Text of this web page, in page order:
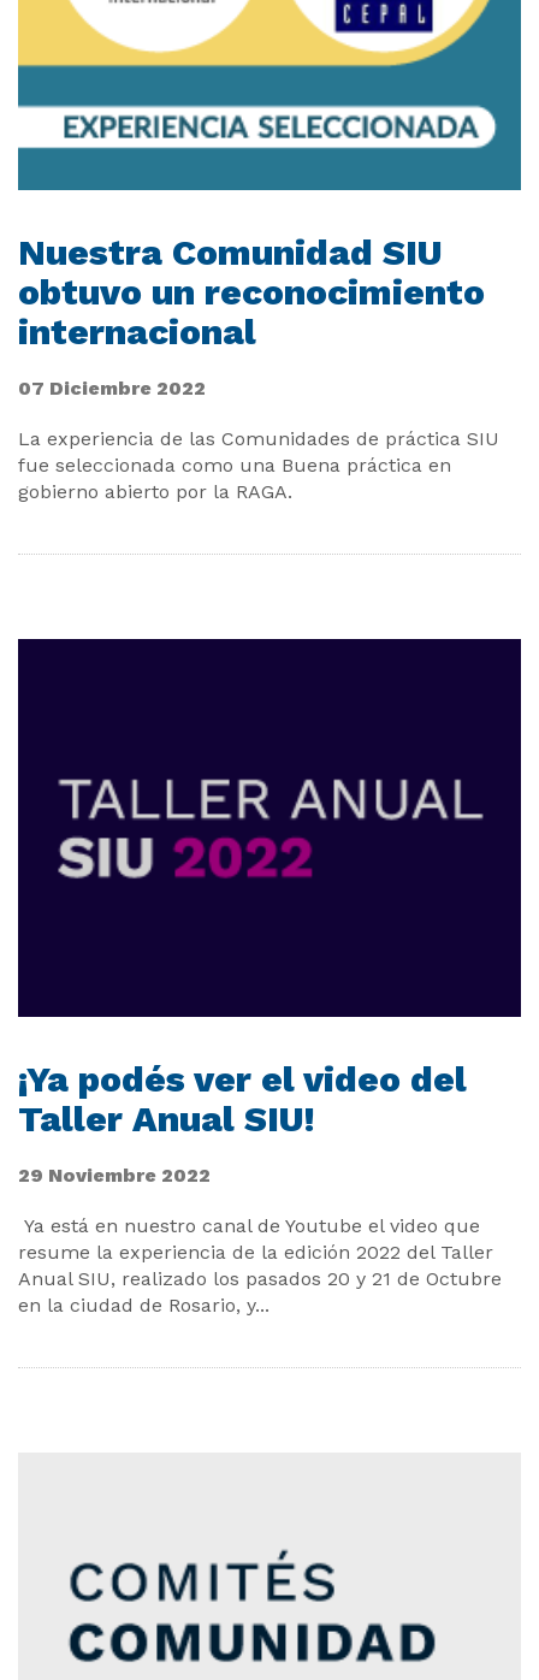
Nuestra Comunidad SIU
obtuvo un reconocimiento
internacional
07 Diciembre 2022
La experiencia de las Comunidades de práctica SIU
fue seleccionada como una Buena práctica en
gobierno abierto por la RAGA.
¡Ya podés ver el video del
Taller Anual SIU!
29 Noviembre 2022
Ya está en nuestro canal de Youtube el video que
resume la experiencia de la edición 2022 del Taller
Anual SIU, realizado los pasados 20 y 21 de Octubre
en la ciudad de Rosario, y...